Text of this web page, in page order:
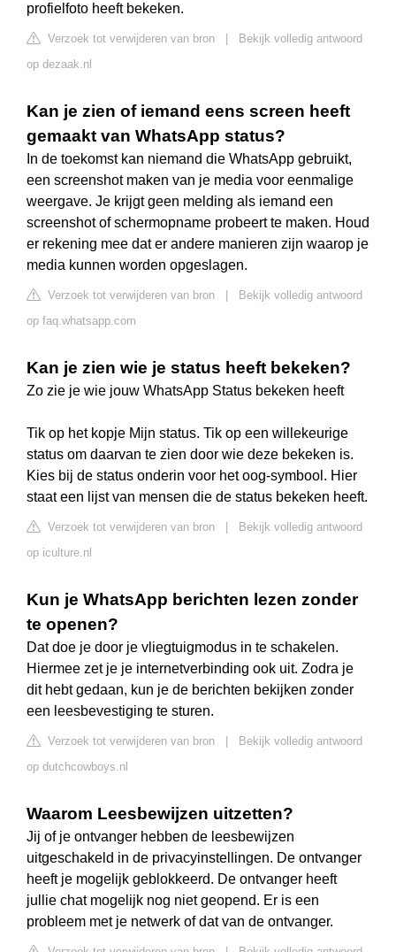
profielfoto heeft bekeken.
Verzoek tot verwijderen van bron
Bekijk volledig antwoord
op dezaak.nl
Kan je zien of iemand eens screen heeft
gemaakt van WhatsApp status?
In de toekomst kan niemand die WhatsApp gebruikt,
een screenshot maken van je media voor eenmalige
weergave. Je krijgt geen melding als iemand een
screenshot of schermopname probeert te maken. Houd
er rekening mee dat er andere manieren zijn waarop je
media kunnen worden opgeslagen.
Verzoek tot verwijderen van bron
Bekijk volledig antwoord
op faq.whatsapp.com
Kan je zien wie je status heeft bekeken?
Zo zie je wie jouw WhatsApp Status bekeken heeft
Tik op het kopje Mijn status. Tik op een willekeurige
status om daarvan te zien door wie deze bekeken is.
Kies bij de status onderin voor het oog-symbool. Hier
staat een lijst van mensen die de status bekeken heeft.
Verzoek tot verwijderen van bron
Bekijk volledig antwoord
op iculture.nl
Kun je WhatsApp berichten lezen zonder
te openen?
Dat doe je door je vliegtuigmodus in te schakelen.
Hiermee zet je je internetverbinding ook uit. Zodra je
dit hebt gedaan, kun je de berichten bekijken zonder
een leesbevestiging te sturen.
Verzoek tot verwijderen van bron
Bekijk volledig antwoord
op dutchcowboys.nl
Waarom Leesbewijzen uitzetten?
Jij of je ontvanger hebben de leesbewijzen
uitgeschakeld in de privacyinstellingen. De ontvanger
heeft je mogelijk geblokkeerd. De ontvanger heeft
jullie chat mogelijk nog niet geopend. Er is een
probleem met je netwerk of dat van de ontvanger.